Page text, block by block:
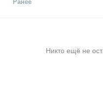
Никто ещё не